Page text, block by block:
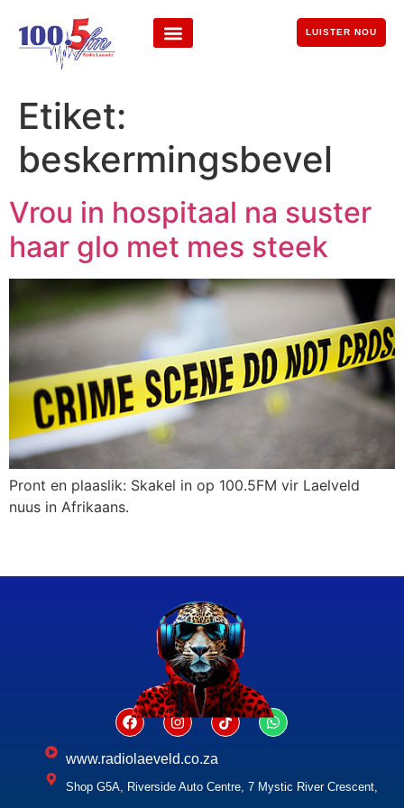
LUISTER NOU
Etiket:
beskermingsbevel
Vrou in hospitaal na suster
haar glo met mes steek
Pront en plaaslik: Skakel in op 100.5FM vir Laelveld
nuus in Afrikaans.
www.radiolaeveld.co.za
Shop G5A, Riverside Auto Centre, 7 Mystic River Crescent,